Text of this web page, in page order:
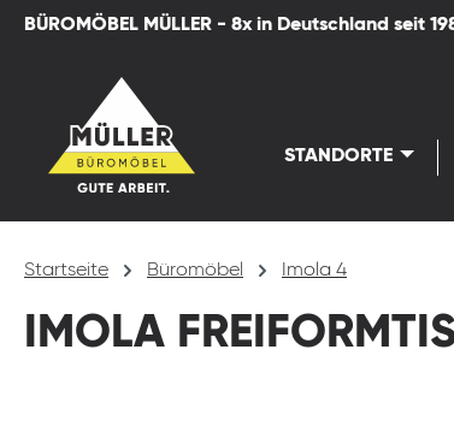
Zur Hauptnavigation springen
BÜROMÖBEL MÜLLER - 8x in Deutschland seit
STANDORTE
Startseite Büromöbel Imola 4
IMOLA